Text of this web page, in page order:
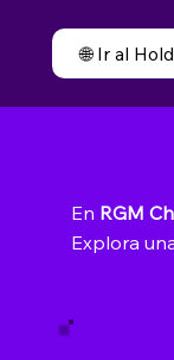
🌐 Ir al
En RGM
Explora